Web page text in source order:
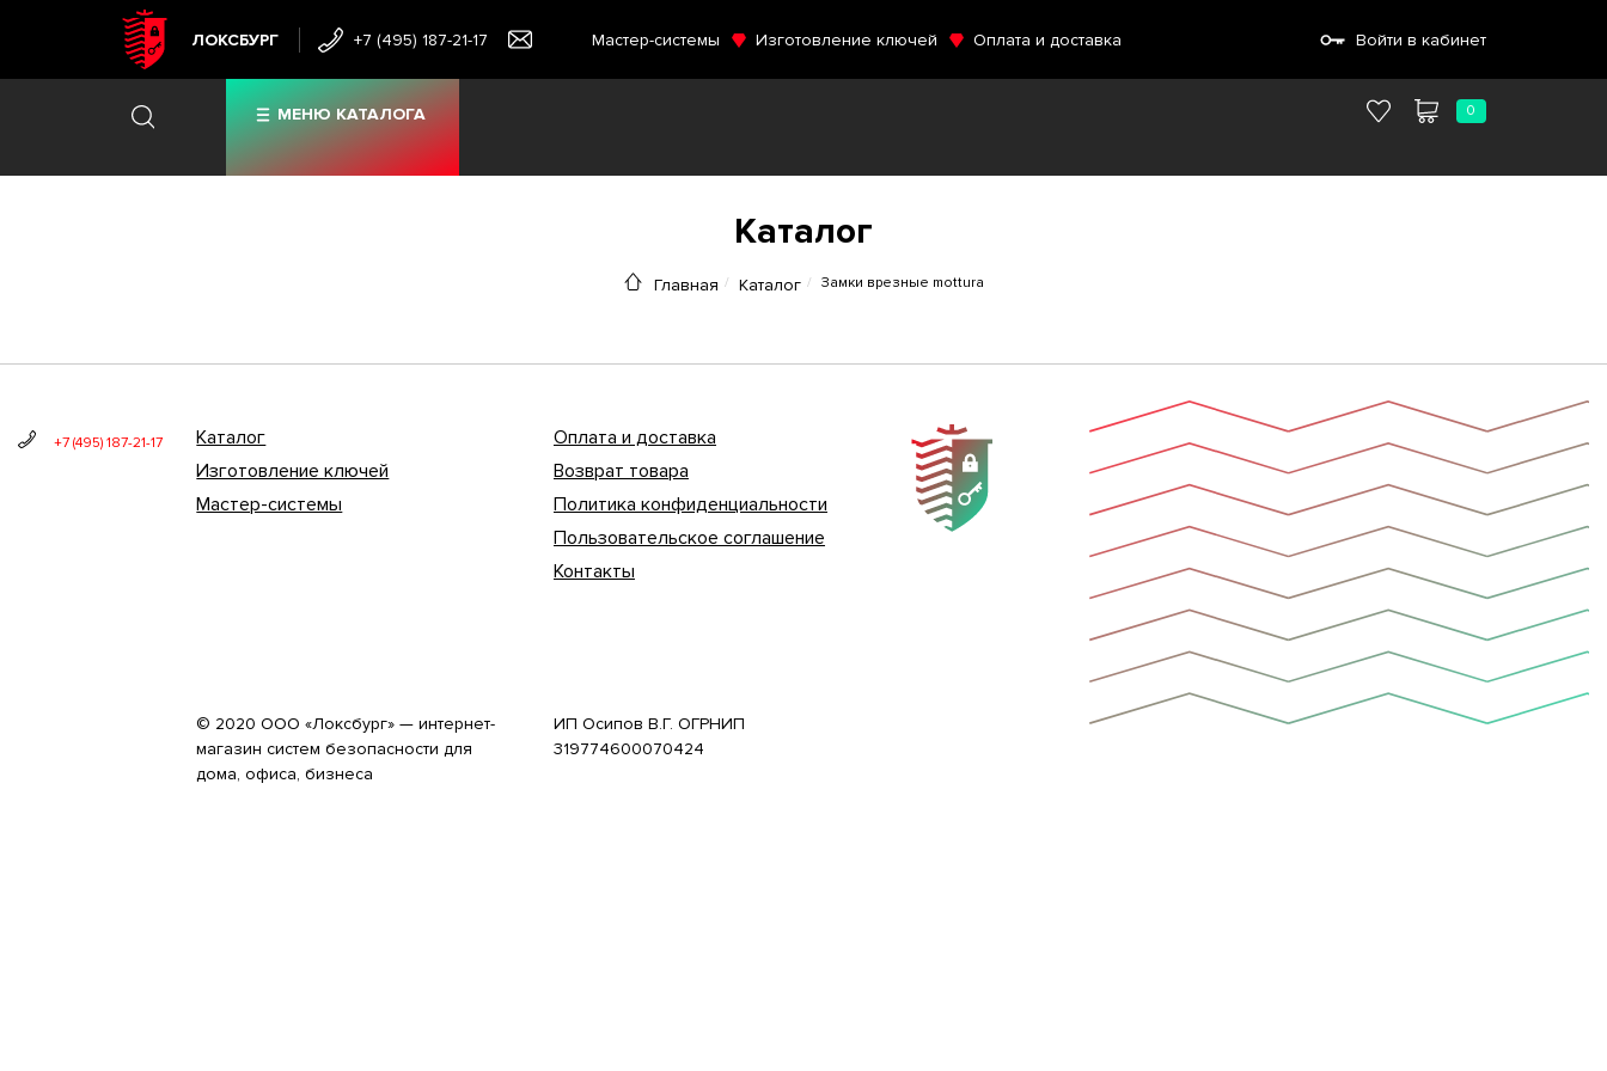
ЛОКСБУРГ +7 (495) 187-21-17 Мастер-системы Изготовление ключей Оплата и доставка Войти в кабинет
МЕНЮ КАТАЛОГА 0
Каталог
Главная Каталог Замки врезные mottura
+7 (495) 187-21-17
Каталог
Изготовление ключей
Мастер-системы
Оплата и доставка
Возврат товара
Политика конфиденциальности
Пользовательское соглашение
Контакты
© 2020 ООО «Локсбург» — интернет-
магазин систем безопасности для
дома, офиса, бизнеса
ИП Осипов В.Г. ОГРНИП
319774600070424